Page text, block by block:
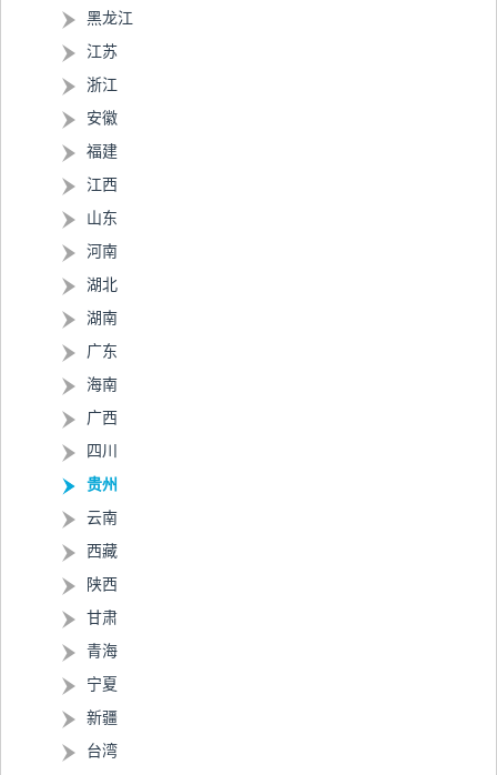
黑龙江
江苏
浙江
安徽
福建
江西
山东
河南
湖北
湖南
广东
海南
广西
四川
贵州
云南
西藏
陕西
甘肃
青海
宁夏
新疆
台湾